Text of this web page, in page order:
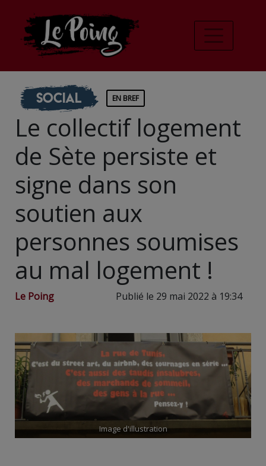
Social EN BREF
Le collectif logement
de Sète persiste et
signe dans son
soutien aux
personnes soumises
au mal logement !
Le Poing Publié le 29 mai 2022 à 19:34
Image d'illustration